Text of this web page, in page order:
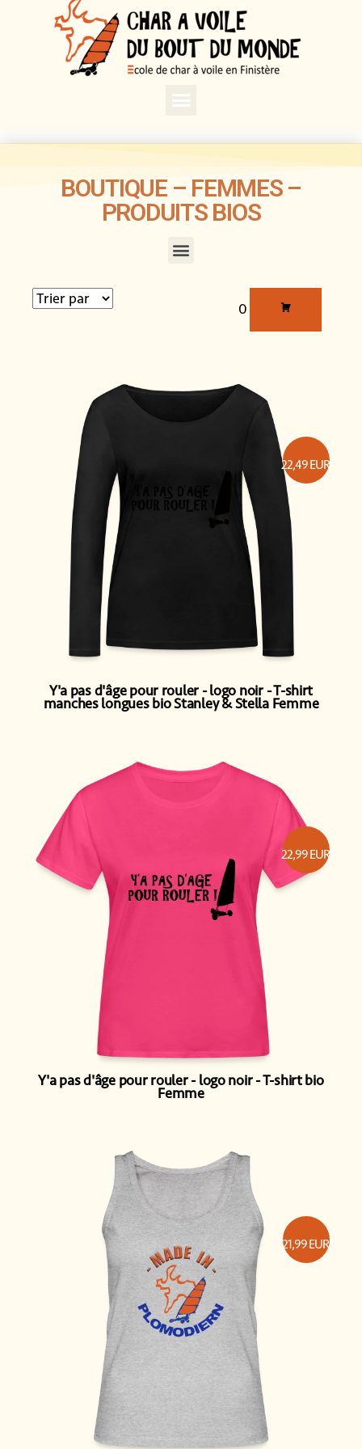
BOUTIQUE – FEMMES –
PRODUITS BIOS
0
Y'a pas d'âge pour rouler - logo noir T-shirt
manches longues bio Stanley & Stella Femme
22,49EUR
Y'a pas d'âge pour rouler - logo noir T-shirt bio
Femme
22,99EUR
21,99EUR